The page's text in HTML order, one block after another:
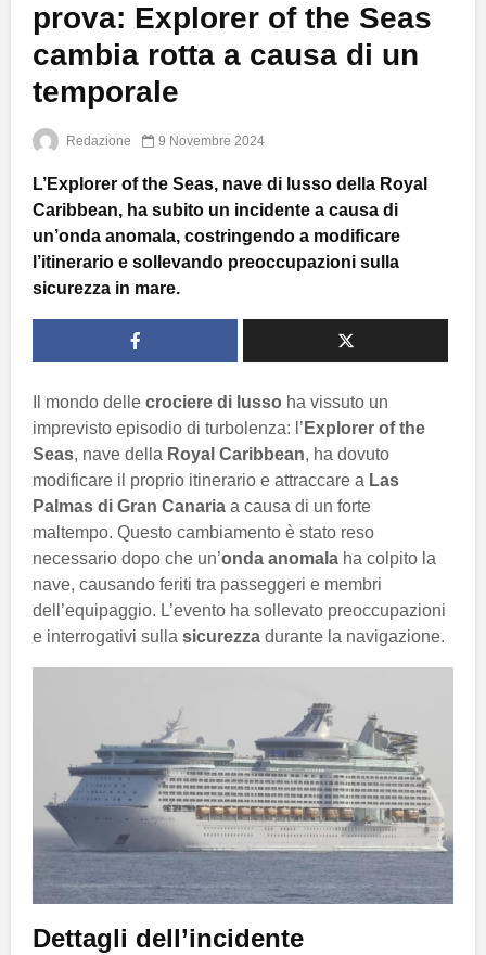
prova: Explorer of the Seas
cambia rotta a causa di un
temporale
Redazione 9 Novembre 2024
L’Explorer of the Seas, nave di lusso della Royal
Caribbean, ha subito un incidente a causa di
un’onda anomala, costringendo a modificare
l’itinerario e sollevando preoccupazioni sulla
sicurezza in mare.
Il mondo delle crociere di lusso ha vissuto un
imprevisto episodio di turbolenza: l’ Explorer of the
Seas, nave della Royal Caribbean, ha dovuto
modificare il proprio itinerario e attraccare a Las
Palmas di Gran Canaria a causa di un forte
maltempo. Questo cambiamento è stato reso
necessario dopo che un’onda anomala ha colpito la
nave, causando feriti tra passeggeri e membri
dell’equipaggio. L’evento ha sollevato preoccupazioni
e interrogativi sulla sicurezza durante la navigazione.
Dettagli dell’incidente